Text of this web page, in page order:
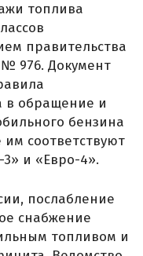
топлива
правительства
№ 976. Документ
в обращение и
бензина
им соответствуют
и «Евро-4».
послабление
снабжение
топливом и